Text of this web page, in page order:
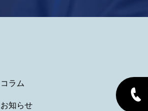
コラム
お知らせ